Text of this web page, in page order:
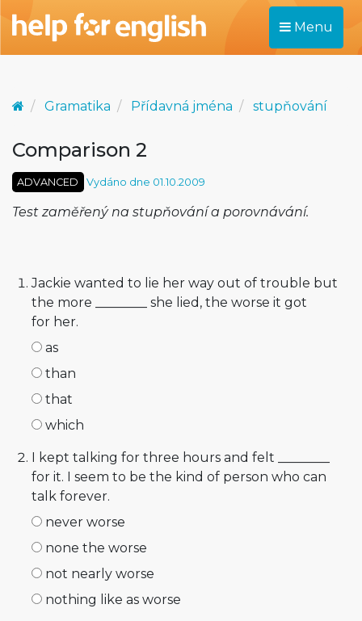
Menu
Gramatika Přídavná jména stupňování
Comparison 2
ADVANCED Vydáno dne 01.10.2009
Test zaměřený na stupňování a porovnávání.
Jackie wanted to lie her way out of trouble but
the more ________ she lied, the worse it got
for her.
as
than
that
which
I kept talking for three hours and felt ________
for it. I seem to be the kind of person who can
talk forever.
never worse
none the worse
not nearly worse
nothing like as worse